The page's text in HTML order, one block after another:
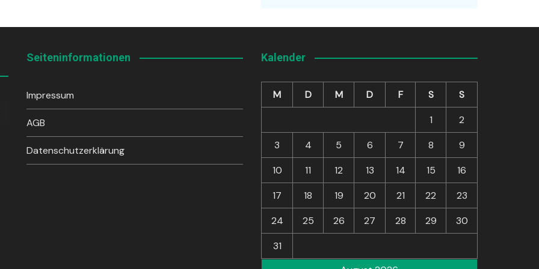
Seiteninformationen
Impressum
AGB
Datenschutzerklärung
Kalender
M D M D F S
S
1
2
3
4 5 6 7 8
9
10
11 12 13 14 15
16
17
18 19 20 21 22
23
24
25 26 27 28 29
30
31